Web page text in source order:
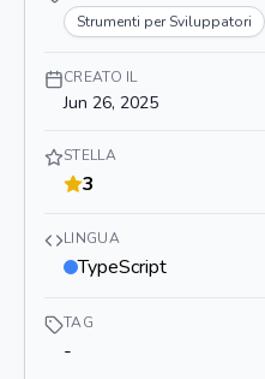
Strumenti per Sviluppatori
CREATO IL
Jun 26, 2025
STELLA
3
LINGUA
TypeScript
TAG
-